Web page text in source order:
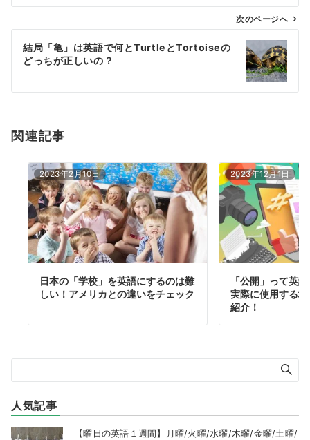
ン
次のページへ
結局「亀」は英語で何とTurtleとTortoiseの
どっちが正しいの？
関連記事
2023年2月10日
日本の「学校」を英語にするのは難
しい！アメリカとの違いをチェック
2023年12月1日
「公開」って英
実際に使用する
紹介！
人気記事
【曜日の英語１週間】月曜/火曜/水曜/木曜/金曜/土曜/